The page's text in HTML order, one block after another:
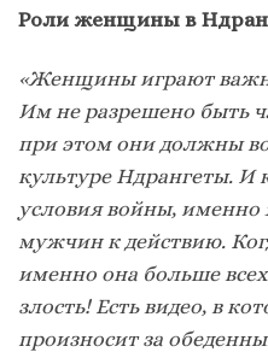
Роли женщины в
«Женщины играют
Им не разрешено быть
при этом они должны
культуре Ндрангеты. И
условия войны,
мужчин к действию.
именно она больше
злость! Есть видео, в
произносит за